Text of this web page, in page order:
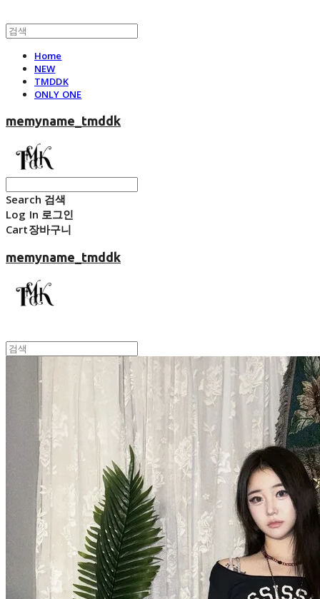
Home
NEW
TMDDK
ONLY ONE
memyname_tmddk
Search 검색
Log In 로그인
Cart장바구니
memyname_tmddk